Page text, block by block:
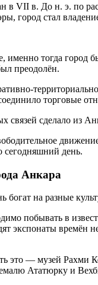
в VII в. До н. э. по
город стал
именно тогда
преодолён.
торговые
связей сделало из
сегодняшний день.
Анкара
богат на разные
побывать в
экспонаты времён
это — музей Рахми
Ататюрку и